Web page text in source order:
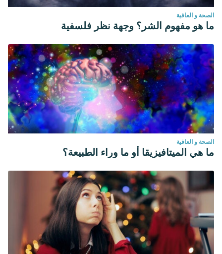
الصحة و العافية
ما هو مفهوم الشر؟ وجهة نظر فلسفية
الصحة و العافية
ما هي الميتافيزيقا أو ما وراء الطبيعة؟